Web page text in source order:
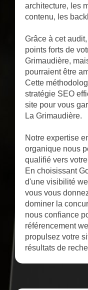
architecture, les
contenu, les
Grâce à cet
points forts de
Grimaudière,
pourraient être
Cette
stratégie SEO
site pour vous
La Grimaudière.
Notre expertise
organique nous
qualifié vers
En choisissant
d'une visibilité
vous vous
dominer la
nous confiance
référencement
propulsez votre
résultats de